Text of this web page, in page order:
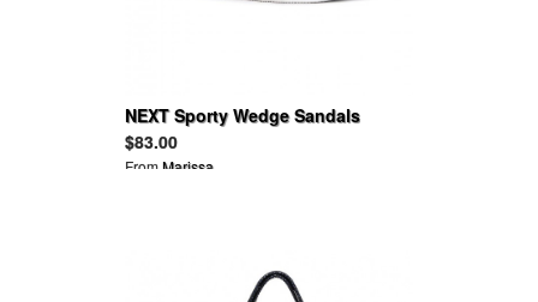
NEXT Sporty Wedge Sandals
$83.00
FromMarissa